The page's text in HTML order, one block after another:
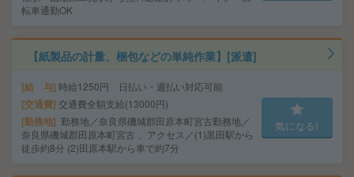
転車通勤OK
【紙製品の計量、梱包などの単純作業】[派遣]
給 与 時給1250円 日払い・週払い対応可能
交通費 交通費全額支給(13000円)
勤務地 勤務地／奈良県磯城郡田原本町宮古勤務地／
奈良県磯城郡田原本町宮古 、アクセス／(1)黒田駅から
徒歩約8分 (2)田原本駅から車で約7分
気になる!